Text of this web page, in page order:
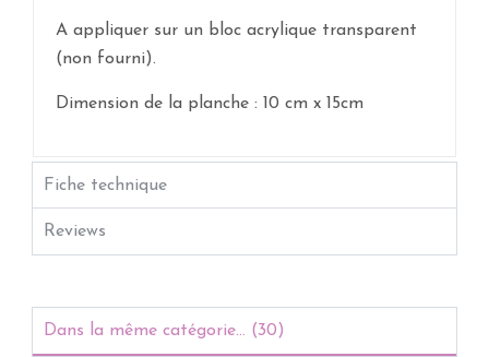
A appliquer sur un bloc acrylique transparent
(non fourni).
Dimension de la planche : 10 cm x 15cm
Fiche technique
Reviews
Dans la même catégorie... (30)